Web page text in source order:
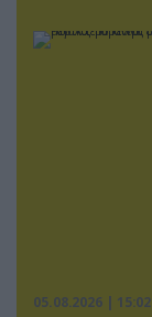
05.08.2026 | 15:02